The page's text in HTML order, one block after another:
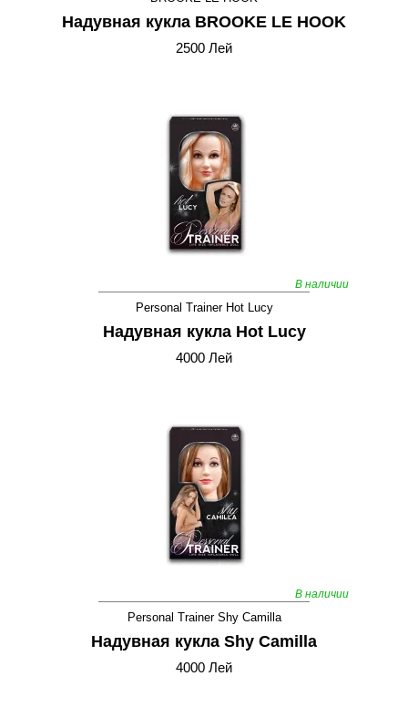
Надувная кукла BROOKE LE HOOK
2500 Лей
В наличии
Personal Trainer Hot Lucy
Надувная кукла Hot Lucy
4000 Лей
В наличии
Personal Trainer Shy Camilla
Надувная кукла Shy Camilla
4000 Лей